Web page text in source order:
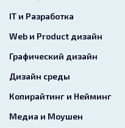
IT и Разработка
Web и Product дизайн
Графический дизайн
Дизайн среды
Копирайтинг и Нейминг
Медиа и Моушен